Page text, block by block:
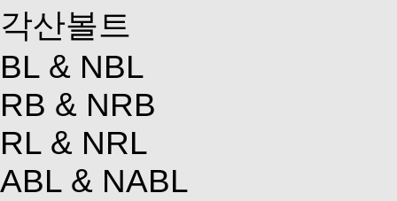
각산볼트
BL & NBL
RB & NRB
RL & NRL
ABL & NABL